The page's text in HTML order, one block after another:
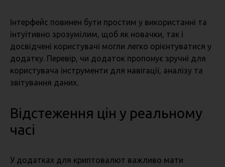
Інтерфейс повинен бути простим у використанні та
інтуїтивно зрозумілим, щоб як новачки, так і
досвідчені користувачі могли легко орієнтуватися у
додатку. Перевір, чи додаток пропонує зручні для
користувача інструменти для навігації, аналізу та
звітування даних.
Відстеження цін у реальному
часі
У додатках для криптовалют важливо мати